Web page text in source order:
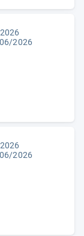
06/2026
06/2026